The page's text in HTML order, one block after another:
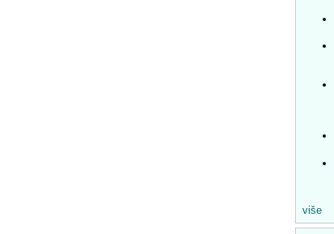
više